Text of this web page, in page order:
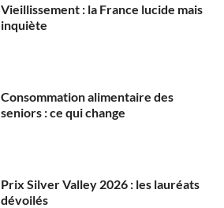
Vieillissement : la France lucide mais
inquiète
Consommation alimentaire des
seniors : ce qui change
Prix Silver Valley 2026 : les lauréats
dévoilés